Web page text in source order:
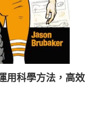
用科學方法，高效